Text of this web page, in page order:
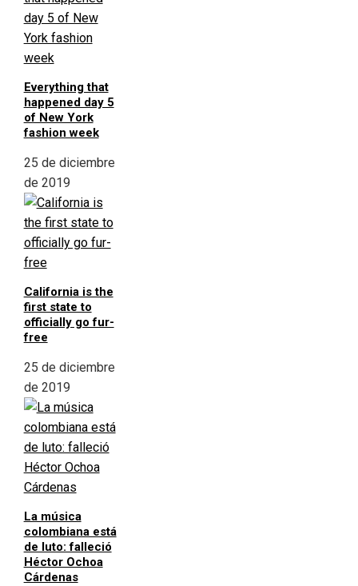
Everything that
happened day 5
of New York
fashion week
25 de diciembre
de 2019
California is the
first state to
officially go fur-
free
25 de diciembre
de 2019
La música
colombiana está
de luto: falleció
Héctor Ochoa
Cárdenas